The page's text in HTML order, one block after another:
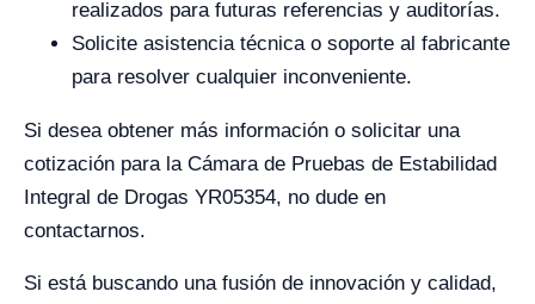
realizados para futuras referencias y auditorías.
Solicite asistencia técnica o soporte al fabricante
para resolver cualquier inconveniente.
Si desea obtener más información o solicitar una
cotización para la Cámara de Pruebas de Estabilidad
Integral de Drogas YR05354, no dude en
contactarnos.
Si está buscando una fusión de innovación y calidad,